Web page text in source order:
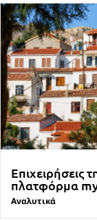
Επιχειρήσεις
πλατφόρμα
Αναλυτικά